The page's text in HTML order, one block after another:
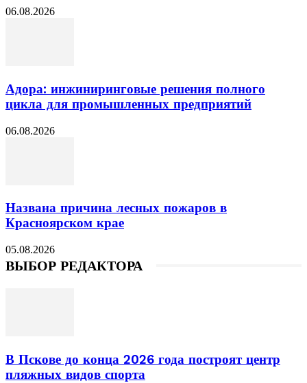
06.08.2026
Адора: инжиниринговые решения полного
цикла для промышленных предприятий
06.08.2026
Названа причина лесных пожаров в
Красноярском крае
05.08.2026
ВЫБОР РЕДАКТОРА
В Пскове до конца 2026 года построят центр
пляжных видов спорта